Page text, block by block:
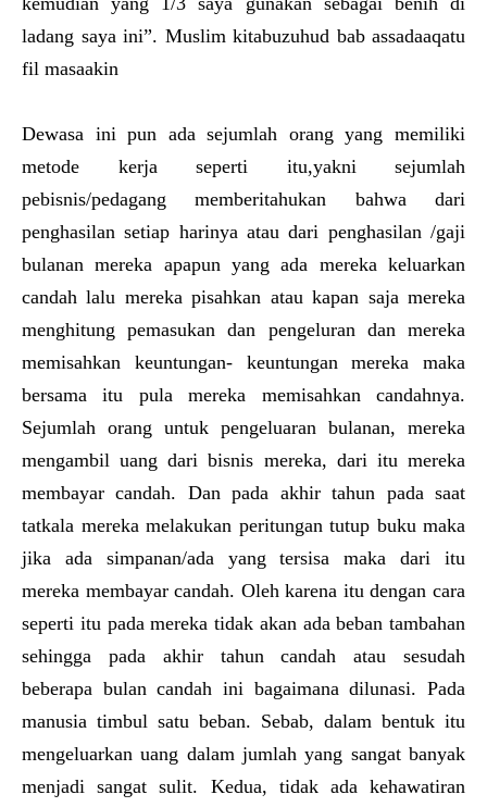
ladang saya ini”. Muslim kitabuzuhud bab assadaaqatu
fil masaakin
Dewasa ini pun ada sejumlah orang yang memiliki
metode kerja seperti itu,yakni sejumlah
pebisnis/pedagang memberitahukan bahwa dari
penghasilan setiap harinya atau dari penghasilan /gaji
bulanan mereka apapun yang ada mereka keluarkan
candah lalu mereka pisahkan atau kapan saja mereka
menghitung pemasukan dan pengeluran dan mereka
memisahkan keuntungan- keuntungan mereka maka
bersama itu pula mereka memisahkan candahnya.
Sejumlah orang untuk pengeluaran bulanan, mereka
mengambil uang dari bisnis mereka, dari itu mereka
membayar candah. Dan pada akhir tahun pada saat
tatkala mereka melakukan peritungan tutup buku maka
jika ada simpanan/ada yang tersisa maka dari itu
mereka membayar candah. Oleh karena itu dengan cara
seperti itu pada mereka tidak akan ada beban tambahan
sehingga pada akhir tahun candah atau sesudah
beberapa bulan candah ini bagaimana dilunasi. Pada
manusia timbul satu beban. Sebab, dalam bentuk itu
mengeluarkan uang dalam jumlah yang sangat banyak
menjadi sangat sulit. Kedua, tidak ada kehawatiran